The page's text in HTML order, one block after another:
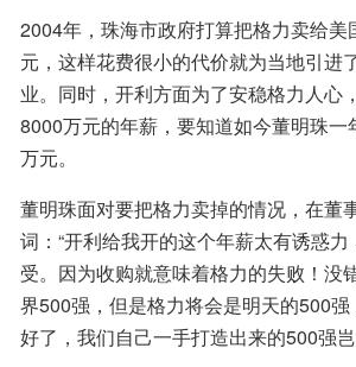
2004年，珠海市政府打算把格力卖给美
元，这样花费很小的代价就为当地引进
业。同时，开利方面为了安稳格力人心
8000万元的年薪，要知道如今董明珠一
万元。
董明珠面对要把格力卖掉的情况，在董
词：“开利给我开的这个年薪太有诱惑
受。因为收购就意味着格力的失败！没
界500强，但是格力将会是明天的500
好了，我们自己一手打造出来的500强